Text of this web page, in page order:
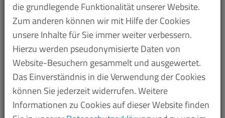
Organisationen Diversität in ihrer Kultur verankern
und dabei innovativer sowie effizienter werden.
Für ihre Arbeit und ihr Engagement wurde sie
mehrfach ausgezeichnet, u.a. Forbes 30 under 30,
Capital 40 unter 40 und dem Queermentor Role
Model Award.
Dr. Karabulut wird ab 13:20 Uhr eine Keynote zum
Thema "Vielfalt als Innovationsmotor – Mode oder
die grundlegende Funktionalität unserer Website.
Zum anderen können wir mit Hilfe der Cookies
unsere Inhalte für Sie immer weiter verbessern.
Hierzu werden pseudonymisierte Daten von
Website-Besuchern gesammelt und ausgewertet.
Das Einverständnis in die Verwendung der Cookies
können Sie jederzeit widerrufen. Weitere
Informationen zu Cookies auf dieser Website finden